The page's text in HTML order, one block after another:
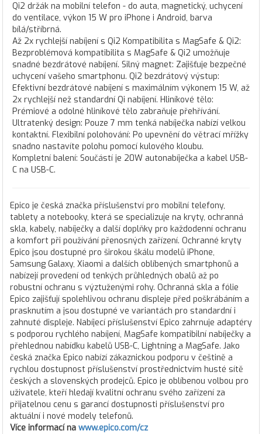
Qi2 držák na mobilní telefon - do auta, magnetický, uchycení
do ventilace, výkon 15 W pro iPhone i Android, barva
bílá/stříbrná.
Až 2x rychlejší nabíjení s Qi2 Kompatibilita s MagSafe & Qi2:
Bezproblémová kompatibilita s MagSafe & Qi2 umožňuje
snadné bezdrátové nabíjení. Silný magnet: Zajišťuje bezpečné
uchycení vašeho smartphonu. Qi2 bezdrátový výstup:
Efektivní bezdrátové nabíjení s maximálním výkonem 15 W, až
2x rychlejší než standardní Qi nabíjení. Hliníkové tělo:
Prémiové a odolné hliníkové tělo zabraňuje přehřívání.
Ultratenký design: Pouze 7 mm tenká nabíječka nabízí velkou
kontaktní. Flexibilní polohování: Po upevnění do větrací mřížky
snadno nastavíte polohu pomocí kulového kloubu.
Kompletní balení: Součástí je 20W autonabíječka a kabel USB-
C na USB-C.
Epico je česká značka příslušenství pro mobilní telefony,
tablety a notebooky, která se specializuje na kryty, ochranná
skla, kabely, nabíječky a další doplňky pro každodenní ochranu
a komfort při používání přenosných zařízení. Ochranné kryty
Epico jsou dostupné pro širokou škálu modelů iPhone,
Samsung Galaxy, Xiaomi a dalších oblíbených smartphonů a
nabízejí provedení od tenkých průhledných obalů až po
robustní ochranu s výztuženými rohy. Ochranná skla a fólie
Epico zajišťují spolehlivou ochranu displeje před poškrábáním a
prasknutím a jsou dostupné ve variantách pro standardní i
zahnuté displeje. Nabíjecí příslušenství Epico zahrnuje adaptéry
s podporou rychlého nabíjení, MagSafe kompatibilní nabíječky a
přehlednou nabídku kabelů USB-C, Lightning a MagSafe. Jako
česká značka Epico nabízí zákaznickou podporu v češtině a
rychlou dostupnost příslušenství prostřednictvím husté sítě
českých a slovenských prodejců. Epico je oblíbenou volbou pro
uživatele, kteří hledají kvalitní ochranu svého zařízení za
přijatelnou cenu s garancí dostupnosti příslušenství pro
aktuální i nové modely telefonů.
Více informací na www.epico.com/cz